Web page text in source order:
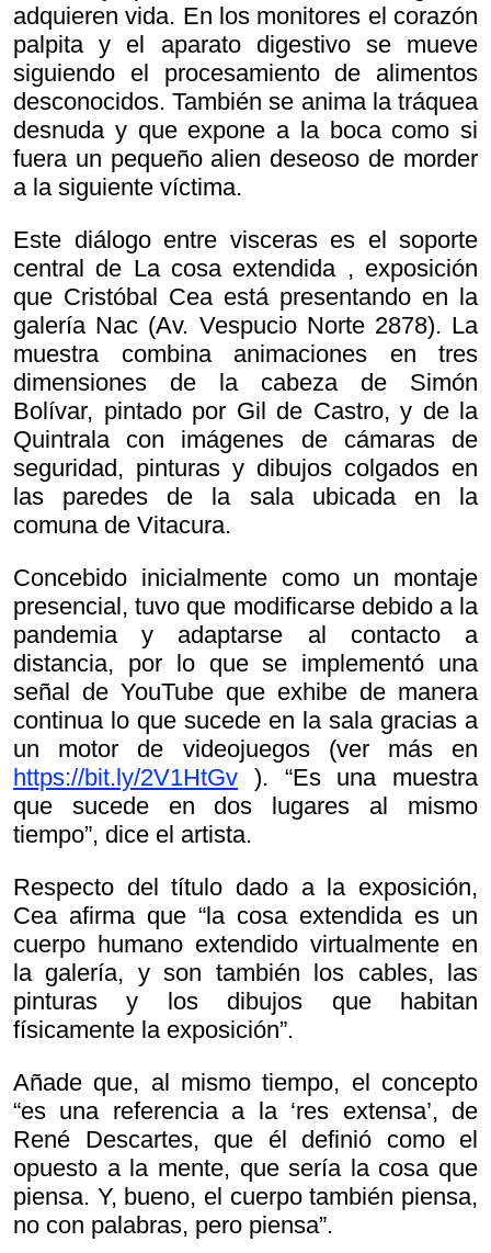
adquieren vida. En los monitores el corazón
palpita y el aparato digestivo se mueve
siguiendo el procesamiento de alimentos
desconocidos. También se anima la tráquea
desnuda y que expone a la boca como si
fuera un pequeño alien deseoso de morder
a la siguiente víctima.
Este diálogo entre visceras es el soporte
central de La cosa extendida , exposición
que Cristóbal Cea está presentando en la
galería Nac (Av. Vespucio Norte 2878). La
muestra combina animaciones en tres
dimensiones de la cabeza de Simón
Bolívar, pintado por Gil de Castro, y de la
Quintrala con imágenes de cámaras de
seguridad, pinturas y dibujos colgados en
las paredes de la sala ubicada en la
comuna de Vitacura.
Concebido inicialmente como un montaje
presencial, tuvo que modificarse debido a la
pandemia y adaptarse al contacto a
distancia, por lo que se implementó una
señal de YouTube que exhibe de manera
continua lo que sucede en la sala gracias a
un motor de videojuegos (ver más en
https://bit.ly/2V1HtGv ). “Es una muestra
que sucede en dos lugares al mismo
tiempo”, dice el artista.
Respecto del título dado a la exposición,
Cea afirma que “la cosa extendida es un
cuerpo humano extendido virtualmente en
la galería, y son también los cables, las
pinturas y los dibujos que habitan
físicamente la exposición”.
Añade que, al mismo tiempo, el concepto
“es una referencia a la ‘res extensa’, de
René Descartes, que él definió como el
opuesto a la mente, que sería la cosa que
piensa. Y, bueno, el cuerpo también piensa,
no con palabras, pero piensa”.